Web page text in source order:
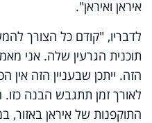
איראן ואיראן".
לדבריו, "קודם כל הצורך
תוכנית הגרעין שלה. אני
הזה. ייתכן שבעניין הזה
לאורך זמן תתגבש הבנה
התוקפנות של איראן באזור,